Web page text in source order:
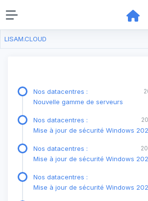
LISAM.CLOUD
Nos datacentres :
Nouvelle gamme de serveurs
Nos datacentres :
Mise à jour de sécurité Windows
Nos datacentres :
Mise à jour de sécurité Windows
Nos datacentres :
Mise à jour de sécurité Windows